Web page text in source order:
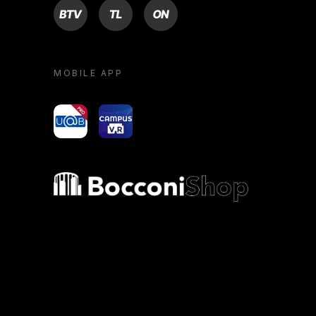
BTV TL ON
MOBILE APP
yoU@B Campus VR
Bocconi shop